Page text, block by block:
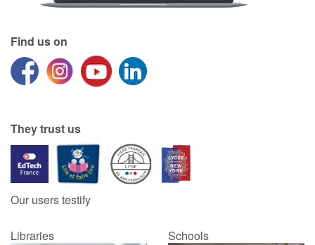
Find us on
They trust us
Our users testify
Libraries Schools